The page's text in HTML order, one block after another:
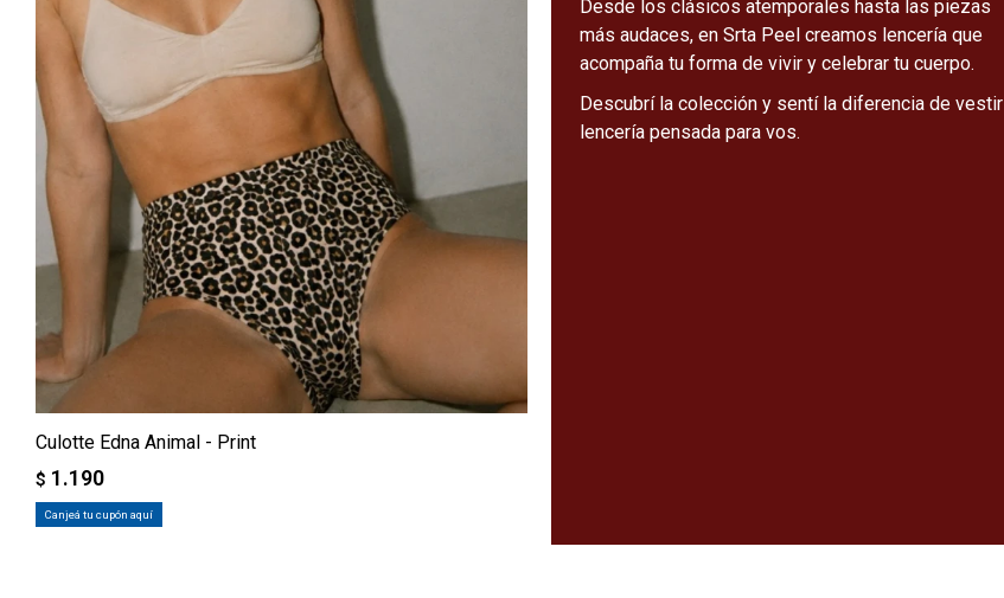
Culotte Edna Animal - Print
$ 1.190
Canjeá tu cupón aquí
Desde los clásicos atemporales hasta las piezas
más audaces, en Srta Peel creamos lencería que
acompaña tu forma de vivir y celebrar tu cuerpo.
Descubrí la colección y sentí la diferencia de vestir
lencería pensada para vos.